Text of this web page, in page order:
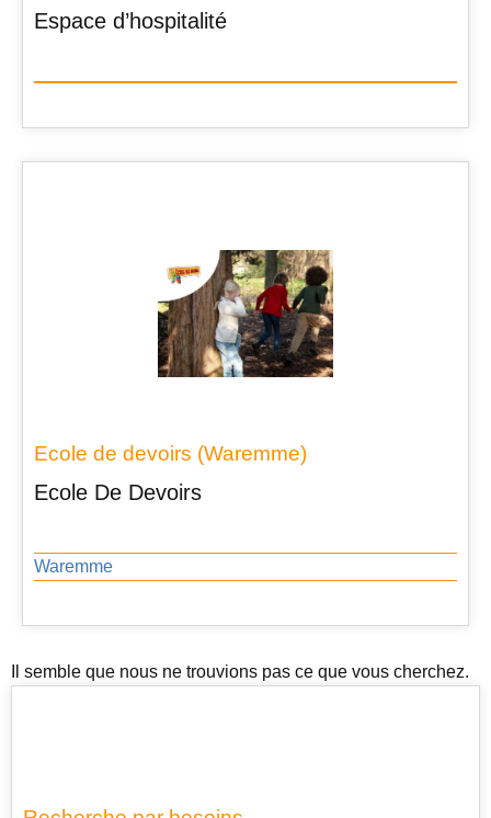
Espace d’hospitalité
Ecole de devoirs (Waremme)
Ecole De Devoirs
Waremme
Il semble que nous ne trouvions pas ce que vous cherchez.